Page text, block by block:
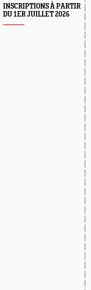
INSCRIPTIONS À PARTIR
DU 1ER JUILLET 2026